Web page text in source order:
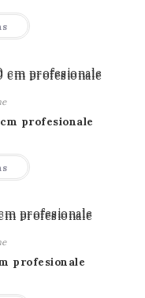
Acest
produs
are
multe
variații.
Opțiunile
alese
în
profesionale
Acest
produs
are
multe
variații.
Opțiunile
alese
în
profesionale